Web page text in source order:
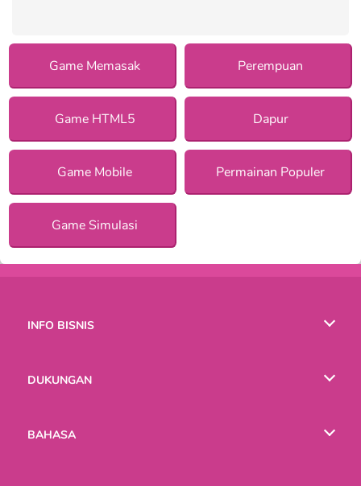
Game Memasak Perempuan
Game HTML5 Dapur
Game Mobile Permainan Populer
Game Simulasi
INFO BISNIS
DUKUNGAN
BAHASA